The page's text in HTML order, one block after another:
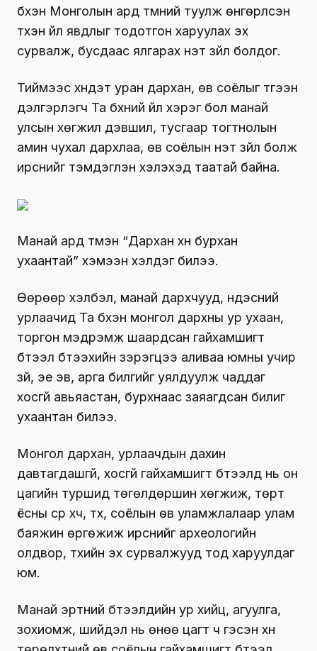
бүхэн Монголын ард түмний туулж өнгөрүүлсэн
түүхэн үйл явдлыг тодотгон харуулах эх
сурвалж, бусдаас ялгарах үнэт зүйл болдог.
Тиймээс хүндэт уран дархан, өв соёлыг түгээн
дэлгэрүүлэгч Та бүхний үйл хэрэг бол манай
улсын хөгжил дэвшил, тусгаар тогтнолын
амин чухал дархлаа, өв соёлын үнэт зүйл болж
ирснийг тэмдэглэн хэлэхэд таатай байна.
Манай ард түмэн “Дархан хүн бурхан
ухаантай” хэмээн хэлдэг билээ.
Өөрөөр хэлбэл, манай дархчууд, үндэсний
урлаачид Та бүхэн монгол дархны ур ухаан,
торгон мэдрэмж шаардсан гайхамшигт
бүтээл бүтээхийн зэрэгцээ аливаа юмны учир
зүй, эе эв, арга билгийг уялдуулж чаддаг
хосгүй авьяастан, бурхнаас заяагдсан билиг
ухаантан билээ.
Монгол дархан, урлаачдын дахин
давтагдашгүй, хосгүй гайхамшигт бүтээлүүд нь он
цагийн туршид төгөлдөршин хөгжиж, төрт
ёсны сүр хүч, түүх, соёлын өв уламжлалаар улам
баяжин өргөжиж ирснийг археологийн
олдвор, түүхийн эх сурвалжууд тод харуулдаг
юм.
Манай эртний бүтээлүүдийн ур хийц, агуулга,
зохиомж, шийдэл нь өнөө цагт ч гэсэн хүн